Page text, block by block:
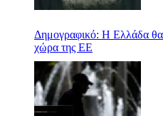
Δημογραφικό: Η Ελλάδα θα
χώρα της ΕΕ